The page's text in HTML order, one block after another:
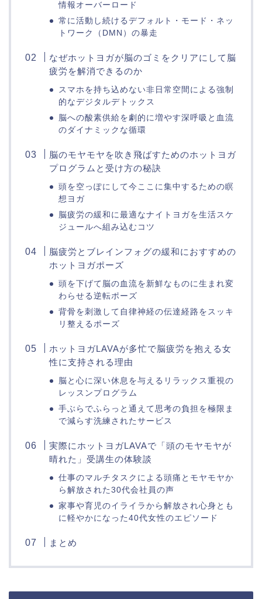
情報オーバーロード
常に活動し続けるデフォルト・モード・ネッ
トワーク（DMN）の暴走
なぜホットヨガが脳のゴミをクリアにして脳
疲労を解消できるのか
スマホを持ち込めない非日常空間による強制
的なデジタルデトックス
脳への酸素供給を劇的に増やす深呼吸と血流
のダイナミックな循環
脳のモヤモヤを吹き飛ばすためのホットヨガ
プログラムと受け方の秘訣
頭を空っぽにして今ここに集中するための瞑
想ヨガ
脳疲労の緩和に最適なナイトヨガを生活スケ
ジュールへ組み込むコツ
脳疲労とブレインフォグの緩和におすすめの
ホットヨガポーズ
頭を下げて脳の血流を新鮮なものに生まれ変
わらせる逆転ポーズ
背骨を刺激して自律神経の伝達経路をスッキ
リ整えるポーズ
ホットヨガLAVAが多忙で脳疲労を抱える女
性に支持される理由
脳と心に深い休息を与えるリラックス重視の
レッスンプログラム
手ぶらでふらっと通えて思考の負担を極限ま
で減らす洗練されたサービス
実際にホットヨガLAVAで「頭のモヤモヤが
晴れた」受講生の体験談
仕事のマルチタスクによる頭痛とモヤモヤか
ら解放された30代会社員の声
家事や育児のイライラから解放され心身とも
に軽やかになった40代女性のエピソード
まとめ